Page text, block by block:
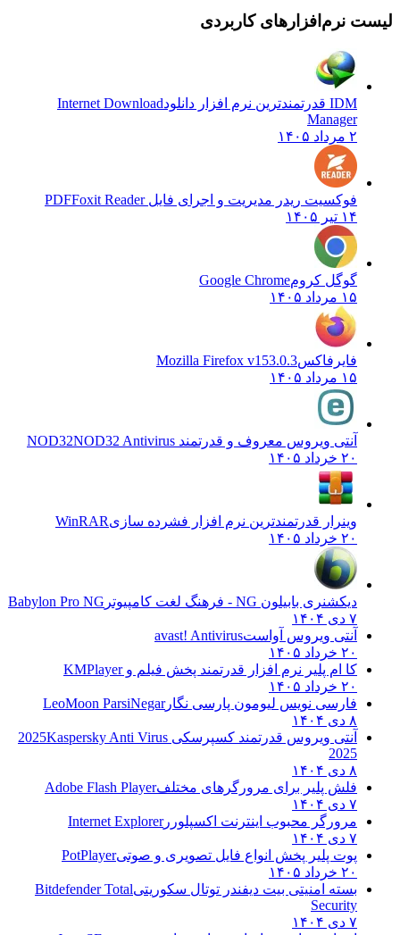
لیست نرم‌افزارهای کاربردی
IDM قدرتمندترین نرم افزار دانلود
Internet Download
Manager
۲ مرداد ۱۴۰۵
فوکسیت ریدر مدیریت و اجرای فایل PDFFoxit Reader
۱۴ تیر ۱۴۰۵
گوگل کرومGoogle Chrome
۱۵ مرداد ۱۴۰۵
فایرفاکسMozilla Firefox v153.0.3
۱۵ مرداد ۱۴۰۵
آنتی ویروس معروف و قدرتمند NOD32 NOD32 Antivirus
۲۰ خرداد ۱۴۰۵
وینرار قدرتمندترین نرم افزار فشرده سازیWinRAR
۲۰ خرداد ۱۴۰۵
دیکشنری بابیلون NG - فرهنگ لغت کامپیوتر
Babylon Pro NG
۷ دی ۱۴۰۴
آنتی ویروس آواستavast! Antivirus
۲۰ خرداد ۱۴۰۵
کا ام پلیر نرم افزار قدرتمند پخش فیلم وKMPlayer
۲۰ خرداد ۱۴۰۵
فارسی نویس لیومون پارسی نگارLeoMoon ParsiNegar
۸ دی ۱۴۰۴
آنتی ویروس قدرتمند کسپرسکی 2025 Kaspersky Anti Virus
2025
۸ دی ۱۴۰۴
فلش پلیر برای مرورگرهای مختلفAdobe Flash Player
۷ دی ۱۴۰۴
مرورگر محبوب اینترنت اکسپلوررInternet Explorer
۷ دی ۱۴۰۴
پوت پلیر پخش انواع فایل تصویری و صوتیPotPlayer
۲۰ خرداد ۱۴۰۵
بسته امنیتی بیت دیفندر توتال سکوریتیBitdefender Total
Security
۷ دی ۱۴۰۴